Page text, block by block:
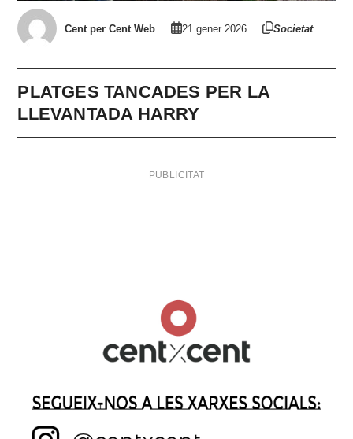
Cent per Cent Web 21 gener 2026 Societat
PLATGES TANCADES PER LA
LLEVANTADA HARRY
PUBLICITAT